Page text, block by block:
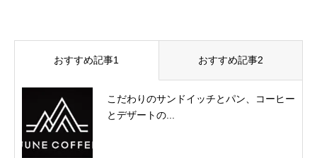
おすすめ記事1 おすすめ記事2
こだわりのサンドイッチとパン、コーヒー
とデザートの...